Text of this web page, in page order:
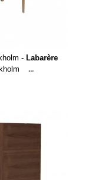
- Labarère
...